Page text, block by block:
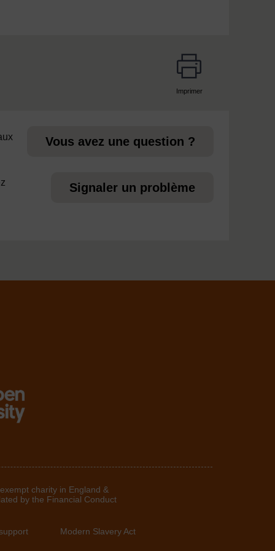
Imprimer
Vous avez une question ?
Signaler un problème
charity in England &
by the Financial Conduct
Modern Slavery Act